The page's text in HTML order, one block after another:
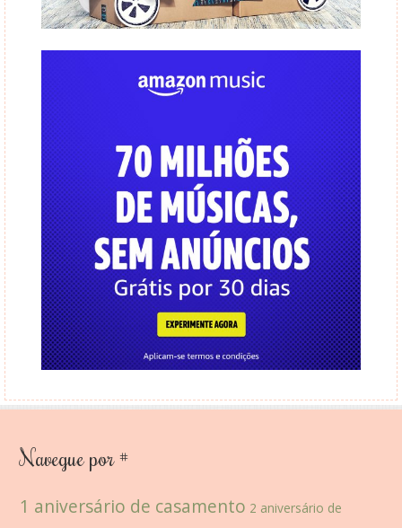
Navegue por #
1 aniversário de casamento 2 aniversário de